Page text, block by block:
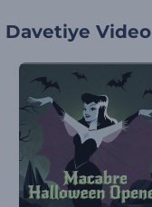
Davetiye